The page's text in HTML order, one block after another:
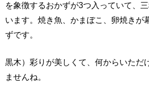
を象徴するおかずが3つ入っていて、
います。焼き魚、かまぼこ、卵焼きが
ずです。
黒木）彩りが美しくて、何からいただ
ませんね。